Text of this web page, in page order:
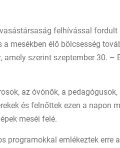
felhívással
a mesékben élő bölcsesség
amely szerint szeptember 30. –
az óvónők, a
és felnőttek ezen a napon
meséi felé.
programokkal emlékeztek erre